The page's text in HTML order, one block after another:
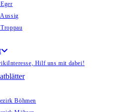
Interesse, Hilf uns mit dabei!
Böhmen